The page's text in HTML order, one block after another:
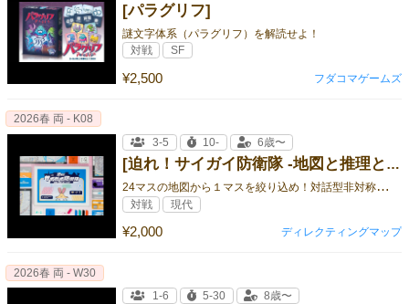
[パラグリフ]
謎文字体系（パラグリフ）を解読せよ！
¥2,500
対戦 SF
フダコマゲームズ
[迫れ！サイガイ防衛隊 -地図と推理と時々うさぎ-]
2
4マスの地図から１マスを絞り込め！対話型非対称ロジックゲーム！
¥2,000
2026春 両 - K08
3-5
10- 6歳〜
対戦 現代
ディレクティングマップ
2026春 両 - W30
1-6
5-30 8歳〜